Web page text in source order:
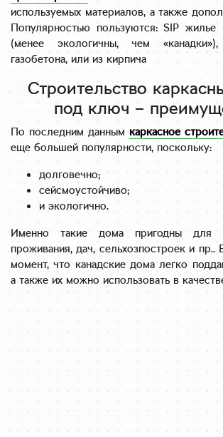
используемых материалов, а также
Популярностью пользуются: SIP
(менее экологичны, чем
газобетона, или из кирпича
Строительство
под ключ –
По последним данным каркасное
еще большей популярности, поскольку:
долговечно;
сейсмоустойчиво;
и экологично.
Именно такие дома пригодны для
проживания, дач, сельхозпостроек и
момент, что канадские дома легко
а также их можно использовать в